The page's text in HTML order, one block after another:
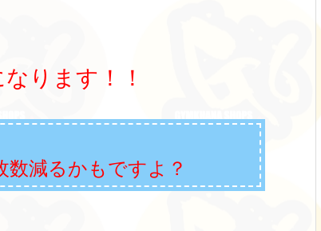
ります！！
減るかもですよ？